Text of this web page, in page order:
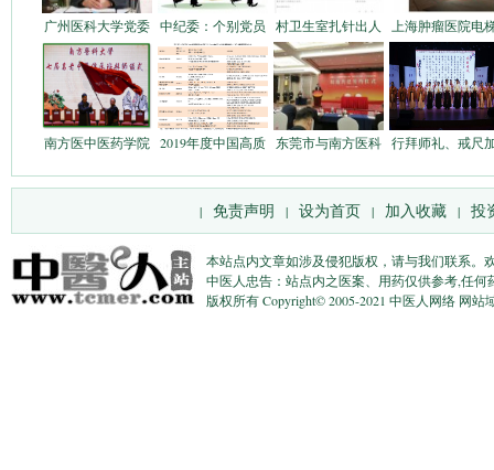
广州医科大学党委 中纪委：个别党员 村卫生室扎针出人 上海肿瘤医院电
南方医中医药学院 2019年度中国高质 东莞市与南方医科 行拜师礼、戒尺
| 免责声明 | 设为首页 | 加入收藏 | 投
本站点内文章如涉及侵犯版权，请与我们联系。
中医人忠告：站点内之医案、用药仅供参考,任
版权所有 Copyright© 2005-2021 中医人网络 网站